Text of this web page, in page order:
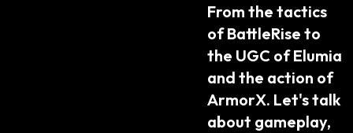
From the tactics
of BattleRise to
the UGC of Elumia
and the action of
ArmorX. Let's talk
about gameplay,